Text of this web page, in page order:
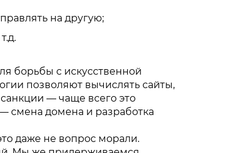
на другую;
борьбы с искусственной
позволяют вычислять сайты,
— чаще всего это
смена домена и разработка
даже не вопрос морали.